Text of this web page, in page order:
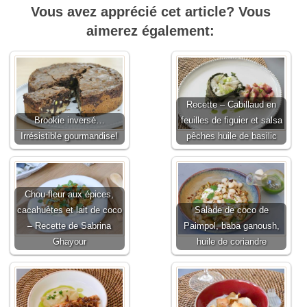
Vous avez apprécié cet article? Vous
aimerez également:
Brookie inversé…
Irrésistible gourmandise!
Recette – Cabillaud en
feuilles de figuier et salsa
pêches huile de basilic
Chou-fleur aux épices,
cacahuètes et lait de coco
– Recette de Sabrina
Ghayour
Salade de coco de
Paimpol, baba ganoush,
huile de coriandre